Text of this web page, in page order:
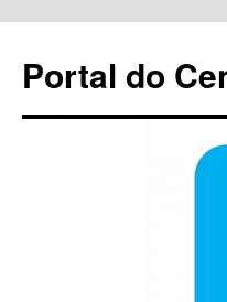
conteúdo
Portal do